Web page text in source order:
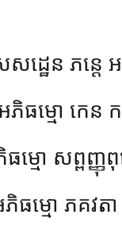
សដ្ឋេន ភន្តេ
ធម្មោ កេន
ធម្មោ សព្ព
ធម្មោ ភគវត